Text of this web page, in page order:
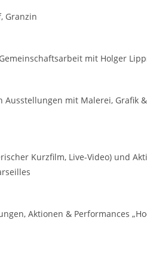
Granzin
mit Holger
mit Malerei, Grafik &
Kurzfilm, Live-Video) und
Aktionen & Performances